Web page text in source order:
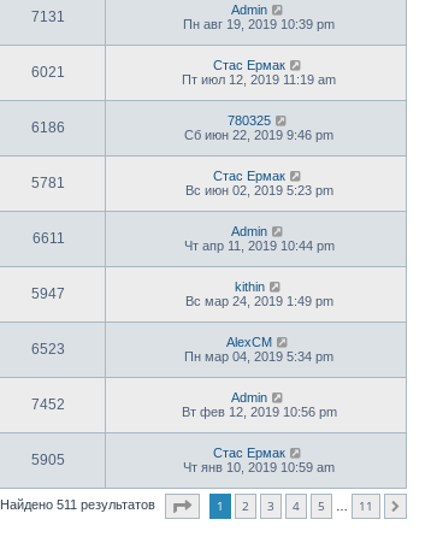
7131
Admin
Пн авг 19, 2019 10:39 pm
6021
Стас Ермак
Пт июл 12, 2019 11:19 am
6186
780325
Сб июн 22, 2019 9:46 pm
5781
Стас Ермак
Вс июн 02, 2019 5:23 pm
6611
Admin
Чт апр 11, 2019 10:44 pm
5947
kithin
Вс мар 24, 2019 1:49 pm
6523
AlexCM
Пн мар 04, 2019 5:34 pm
7452
Admin
Вт фев 12, 2019 10:56 pm
5905
Стас Ермак
Чт янв 10, 2019 10:59 am
Найдено 511 результатов Страница из11
1 2 3 4 5 11